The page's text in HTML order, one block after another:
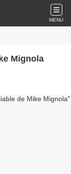
MENU
Mignola